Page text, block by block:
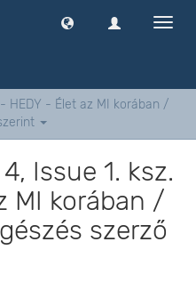
HEDY - Élet az MI korában /
Issue 1. ksz.
MI korában /
szerző